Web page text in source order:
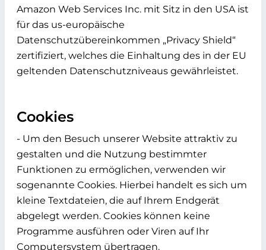
Amazon Web Services Inc. mit Sitz in den USA ist
für das us-europäische
Datenschutzübereinkommen „Privacy Shield“
zertifiziert, welches die Einhaltung des in der EU
geltenden Datenschutzniveaus gewährleistet.
Cookies
- Um den Besuch unserer Website attraktiv zu
gestalten und die Nutzung bestimmter
Funktionen zu ermöglichen, verwenden wir
sogenannte Cookies. Hierbei handelt es sich um
kleine Textdateien, die auf Ihrem Endgerät
abgelegt werden. Cookies können keine
Programme ausführen oder Viren auf Ihr
Computersystem übertragen.